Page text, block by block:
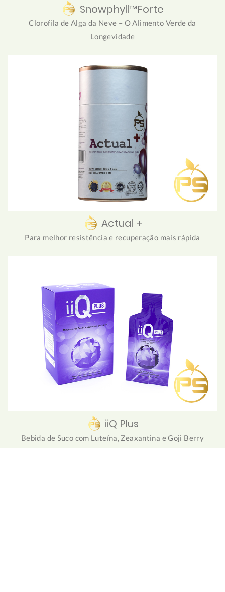
Snowphyll™Forte
Clorofila de Alga da Neve – O Alimento Verde da
Longevidade
Actual +
Para melhor resistência e recuperação mais rápida
iiQ Plus
Bebida de Suco com Luteína, Zeaxantina e Goji Berry